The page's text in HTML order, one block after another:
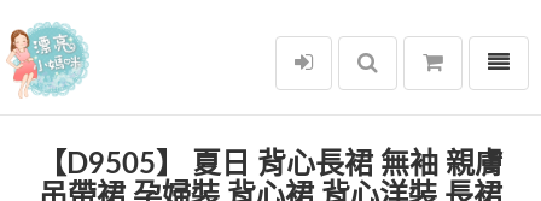
漂亮小媽咪
選單
【D9505】 夏日 背心長裙 無袖 親膚